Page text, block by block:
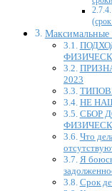
Максимальные
2023
НЕ
СБОР
Что
Я
Срок